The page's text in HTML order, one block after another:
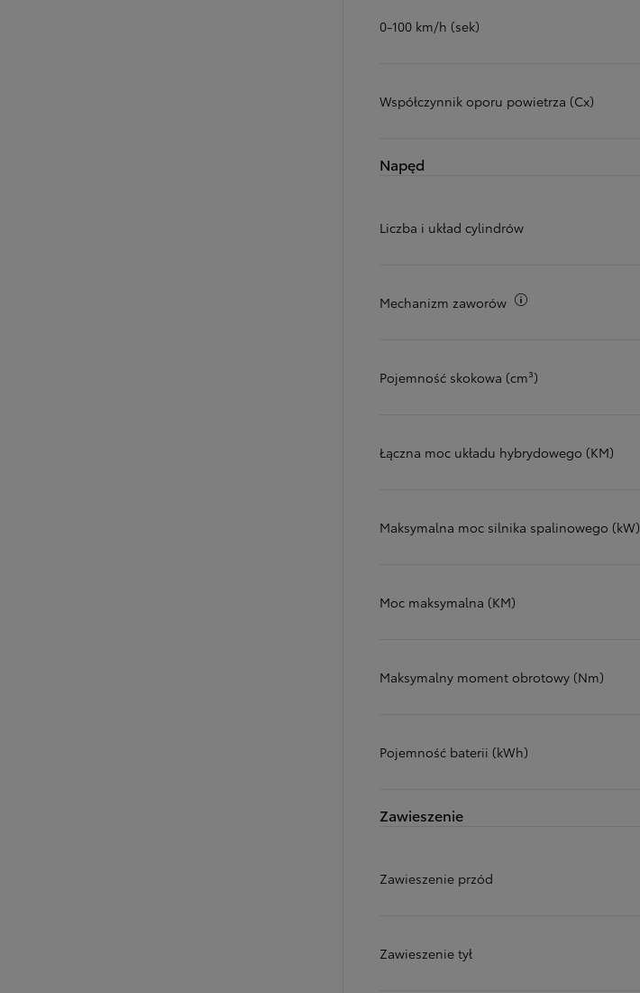
0-100 km/h (sek)
Współczynnik oporu powietrza (Cx)
Napęd
Liczba i układ cylindrów
Mechanizm zaworów
Pojemność skokowa (cm³)
Łączna moc układu hybrydowego (KM)
Maksymalna moc silnika spalinowego (kW)
Moc maksymalna (KM)
Maksymalny moment obrotowy (Nm)
Pojemność baterii (kWh)
Zawieszenie
Zawieszenie przód
Zawieszenie tył